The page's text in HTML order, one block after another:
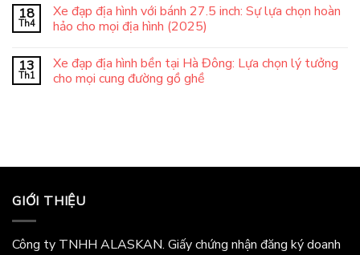
18
Th4
Xe đạp địa hình với bánh 27.5 inch: Sự lựa chọn hoàn
hảo cho mọi địa hình (2025)
13
Th1
Xe đạp địa hình bền tại Hà Đông: Lựa chọn lý tưởng
cho mọi cung đường gồ ghề
GIỚI THIỆU
Công ty TNHH ALASKAN. Giấy chứng nhận đăng ký doanh